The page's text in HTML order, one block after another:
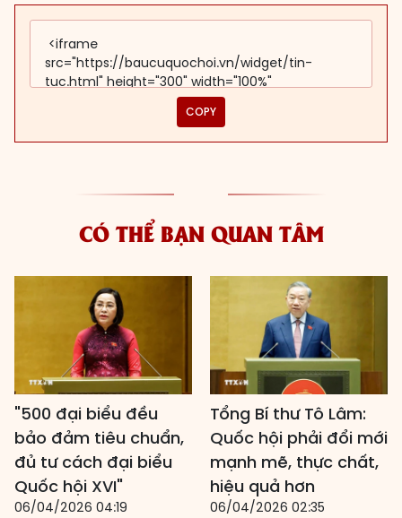
COPY
CÓ THỂ BẠN QUAN TÂM
"500 đại biểu đều
bảo đảm tiêu chuẩn,
đủ tư cách đại biểu
Quốc hội XVI"
06/04/2026 04:19
Tổng Bí thư Tô Lâm:
Quốc hội phải đổi mới
mạnh mẽ, thực chất,
hiệu quả hơn
06/04/2026 02:35